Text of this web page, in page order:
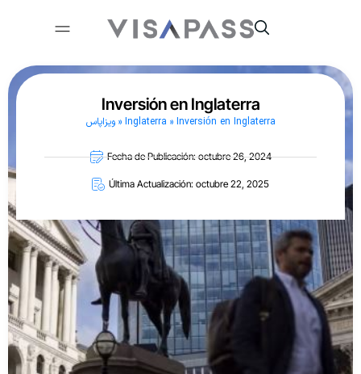
Inversión en Inglaterra
ویزاپاس» Inglaterra » Inversión en Inglaterra
Fecha de Publicación: octubre 26, 2024
Última Actualización: octubre 22, 2025